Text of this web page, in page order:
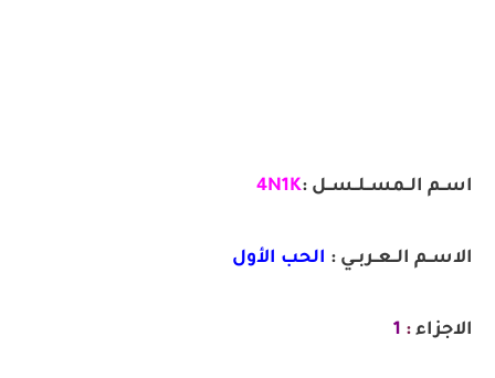
اســم الــمســلــســل :4N1K
الاســم الــعــربــي : الحب الأول
الاجزاء :
1